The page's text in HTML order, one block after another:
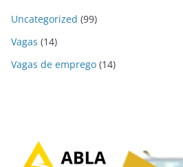
Uncategorized (99)
Vagas (14)
Vagas de emprego (14)